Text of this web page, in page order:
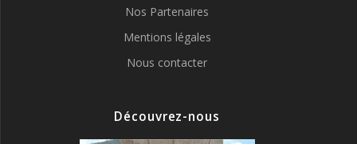
Nos Partenaires
Mentions légales
Nous contacter
Découvrez-nous